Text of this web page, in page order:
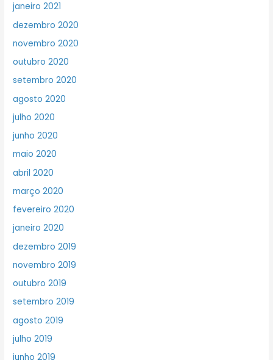
janeiro 2021
dezembro 2020
novembro 2020
outubro 2020
setembro 2020
agosto 2020
julho 2020
junho 2020
maio 2020
abril 2020
março 2020
fevereiro 2020
janeiro 2020
dezembro 2019
novembro 2019
outubro 2019
setembro 2019
agosto 2019
julho 2019
junho 2019